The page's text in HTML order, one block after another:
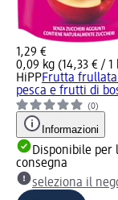
1,29 €
0,09 kg (14,33 € / 1
HiPPFrutta
pesca e frutti di
(0)
Informazioni
Disponibile per
consegna
seleziona il